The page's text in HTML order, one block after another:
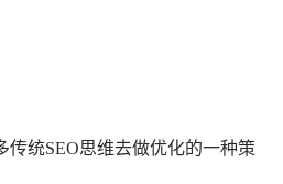
统SEO思维去做优化的一种策